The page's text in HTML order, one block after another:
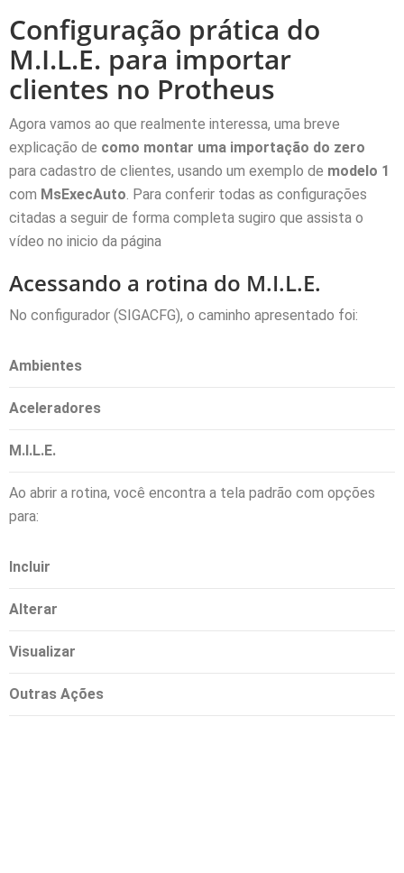
Configuração prática do
M.I.L.E. para importar
clientes no Protheus
Agora vamos ao que realmente interessa, uma breve
explicação de como montar uma importação do zero
para cadastro de clientes, usando um exemplo de modelo 1
com MsExecAuto . Para conferir todas as configurações
citadas a seguir de forma completa sugiro que assista o
vídeo no inicio da página
Acessando a rotina do M.I.L.E.
No configurador (SIGACFG), o caminho apresentado foi:
Ambientes
Aceleradores
M.I.L.E.
Ao abrir a rotina, você encontra a tela padrão com opções
para:
Incluir
Alterar
Visualizar
Outras Ações